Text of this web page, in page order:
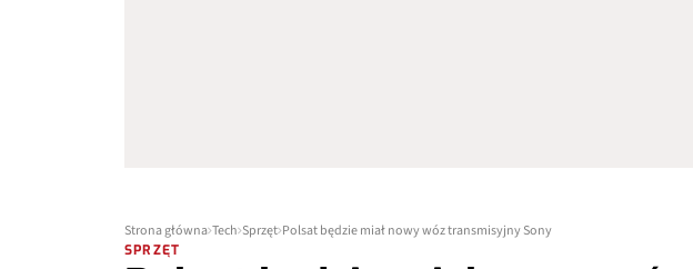
Strona główna Tech Sprzęt Polsat będzie miał nowy wóz transmisyjny Sony
SPRZĘT